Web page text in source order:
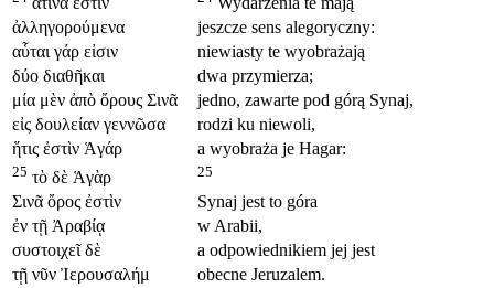
ἀλληγορούμενα
jeszcze sens alegoryczny:
αὗται γάρ εἰσιν
niewiasty te wyobrażają
δύο διαθῆκαι
dwa przymierza;
μία μὲν ἀπὸ ὄρους Σινᾶ
jedno, zawarte pod górą Synaj,
εἰς δουλείαν γεννῶσα
rodzi ku niewoli,
ἥτις ἐστὶν Ἁγάρ
a wyobraża je Hagar:
25 τὸ δὲ Ἁγὰρ 25
Σινᾶ ὄρος ἐστὶν
Synaj jest to góra
ἐν τῇ Ἀραβίᾳ
w Arabii,
συστοιχεῖ δὲ
a odpowiednikiem jej jest
τῇ νῦν Ἰερουσαλήμ
obecne Jeruzalem.